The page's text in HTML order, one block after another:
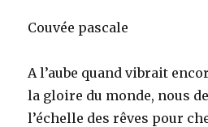
Couvée pascale
A l’aube quand vibrait
la gloire du monde, nous
l’échelle des rêves pour